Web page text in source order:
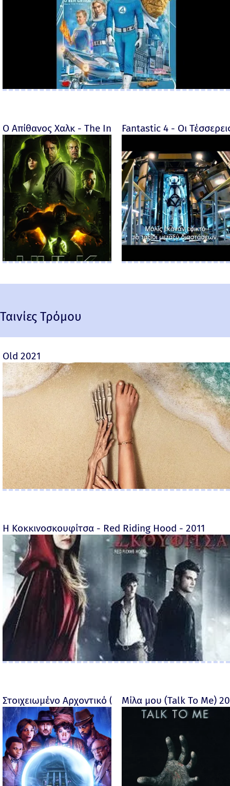
Ο Απίθανος Χαλκ - The Incredible Hulk - 2008
Fantastic 4 - Οι
Ταινίες Τρόμου
Old 2021
Η Κοκκινοσκουφίτσα - Red Riding Hood - 2011
Στοιχειωμένο Αρχοντικό (Haunted Mansion) - 2023
Μίλα μου (Talk To Me)